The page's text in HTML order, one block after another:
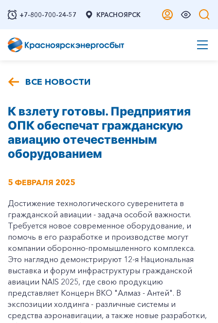
+7-800-700-24-57 КРАСНОЯРСК
ВСЕ НОВОСТИ
К взлету готовы. Предприятия
ОПК обеспечат гражданскую
авиацию отечественным
оборудованием
5 ФЕВРАЛЯ 2025
Достижение технологического суверенитета в
гражданской авиации - задача особой важности.
Требуется новое современное оборудование, и
помочь в его разработке и производстве могут
компании оборонно-промышленного комплекса.
Это наглядно демонстрируют 12-я Национальная
выставка и форум инфраструктуры гражданской
авиации NAIS 2025, где свою продукцию
представляет Концерн ВКО "Алмаз - Антей". В
экспозиции холдинга - различные системы и
средства аэронавигации, а также новые разработки,